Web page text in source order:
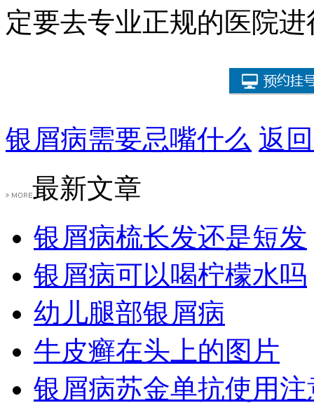
定要去专业正规的医院
银屑病需要忌嘴什么 返
最新文章
银屑病梳长发还是短发
银屑病可以喝柠檬水吗
幼儿腿部银屑病
牛皮癣在头上的图片
银屑病苏金单抗使用注